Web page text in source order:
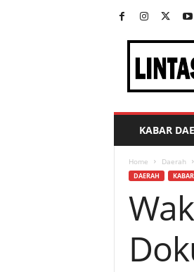
KABAR
Home Daerah
DAERAH